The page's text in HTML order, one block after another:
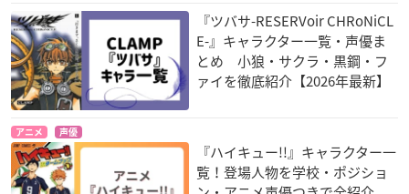
『ツバサ-RESERVoir CHRoNiCL
E-』キャラクター一覧・声優ま
とめ 小狼・サクラ・黒鋼・フ
ァイを徹底紹介【2026年最新】
アニメ 声優
『ハイキュー!!』キャラクター一
覧！登場人物を学校・ポジショ